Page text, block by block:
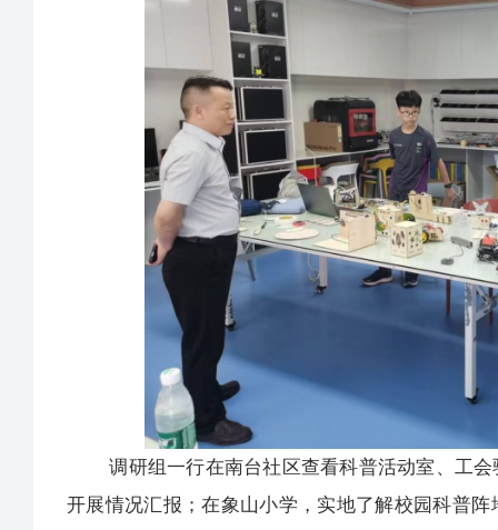
调研组一行在南台社区查看科普活动室、工会
开展情况汇报；在象山小学，实地了解校园科普